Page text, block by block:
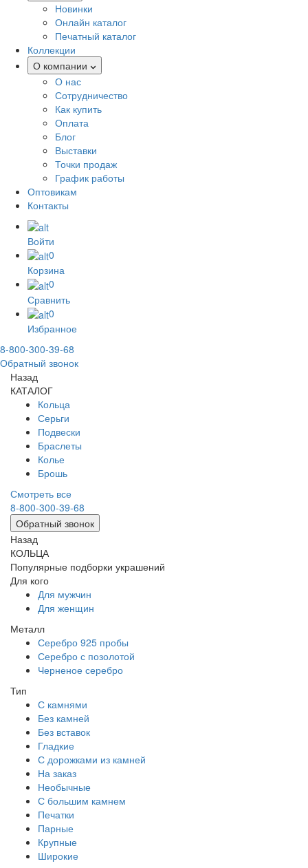
Новинки
Онлайн каталог
Печатный каталог
Коллекции
О компании
О нас
Сотрудничество
Как купить
Оплата
Блог
Выставки
Точки продаж
График работы
Оптовикам
Контакты
Войти
0
Корзина
0
Сравнить
0
Избранное
8-800-300-39-68
Обратный звонок
Назад
КАТАЛОГ
Кольца
Серьги
Подвески
Браслеты
Колье
Брошь
Смотреть все
8-800-300-39-68
Обратный звонок
Назад
КОЛЬЦА
Популярные подборки украшений
Для кого
Для мужчин
Для женщин
Металл
Серебро 925 пробы
Серебро с позолотой
Черненое серебро
Тип
С камнями
Без камней
Без вставок
Гладкие
С дорожками из камней
На заказ
Необычные
С большим камнем
Печатки
Парные
Крупные
Широкие